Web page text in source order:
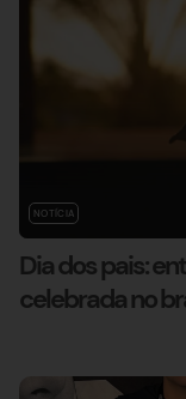
NOTÍCIA
Dia dos pais:
celebrada no